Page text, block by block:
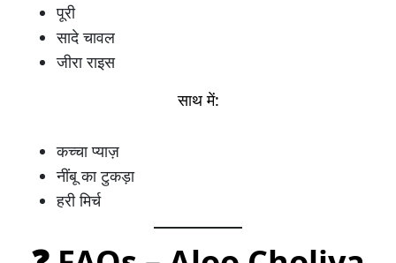
पूरी
सादे चावल
जीरा राइस
साथ में:
कच्चा प्याज़
नींबू का टुकड़ा
हरी मिर्च